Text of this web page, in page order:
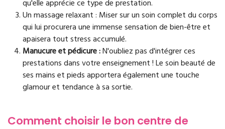
qu'elle apprécie ce type de prestation.
Un massage relaxant : Miser sur un soin complet du corps
qui lui procurera une immense sensation de bien-être et
apaisera tout stress accumulé.
Manucure et pédicure :N'oubliez pas d'intégrer ces
prestations dans votre enseignement ! Le soin beauté de
ses mains et pieds apportera également une touche
glamour et tendance à sa sortie.
Comment choisir le bon centre de